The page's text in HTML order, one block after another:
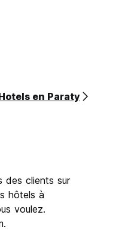
en Paraty
des clients sur
hôtels à
voulez.